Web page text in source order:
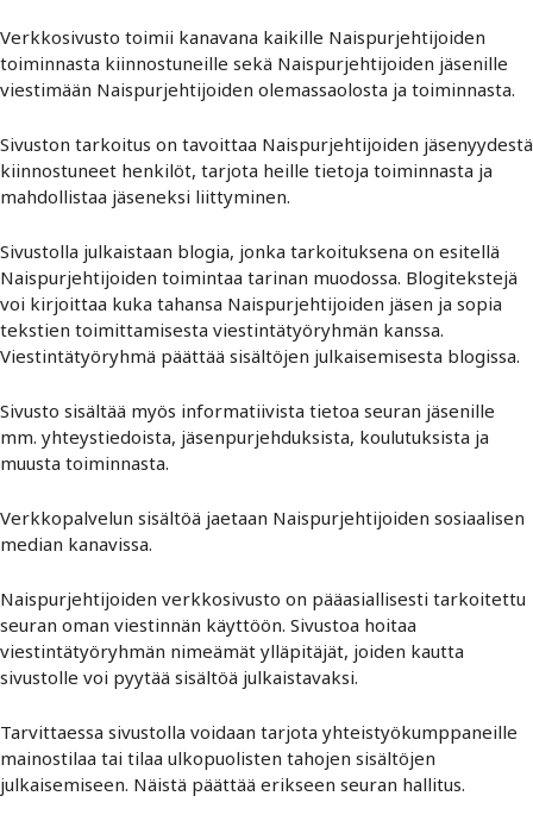
Verkkosivusto toimii kanavana kaikille Naispurjehtijoiden
toiminnasta kiinnostuneille sekä Naispurjehtijoiden jäsenille
viestimään Naispurjehtijoiden olemassaolosta ja toiminnasta.
Sivuston tarkoitus on tavoittaa Naispurjehtijoiden jäsenyydestä
kiinnostuneet henkilöt, tarjota heille tietoja toiminnasta ja
mahdollistaa jäseneksi liittyminen.
Sivustolla julkaistaan blogia, jonka tarkoituksena on esitellä
Naispurjehtijoiden toimintaa tarinan muodossa. Blogitekstejä
voi kirjoittaa kuka tahansa Naispurjehtijoiden jäsen ja sopia
tekstien toimittamisesta viestintätyöryhmän kanssa.
Viestintätyöryhmä päättää sisältöjen julkaisemisesta blogissa.
Sivusto sisältää myös informatiivista tietoa seuran jäsenille
mm. yhteystiedoista, jäsenpurjehduksista, koulutuksista ja
muusta toiminnasta.
Verkkopalvelun sisältöä jaetaan Naispurjehtijoiden sosiaalisen
median kanavissa.
Naispurjehtijoiden verkkosivusto on pääasiallisesti tarkoitettu
seuran oman viestinnän käyttöön. Sivustoa hoitaa
viestintätyöryhmän nimeämät ylläpitäjät, joiden kautta
sivustolle voi pyytää sisältöä julkaistavaksi.
Tarvittaessa sivustolla voidaan tarjota yhteistyökumppaneille
mainostilaa tai tilaa ulkopuolisten tahojen sisältöjen
julkaisemiseen. Näistä päättää erikseen seuran hallitus.